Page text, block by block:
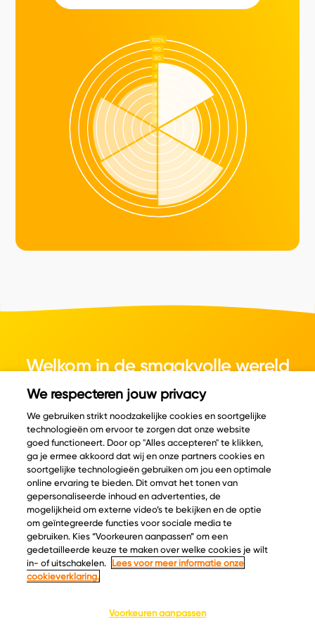
Welkom in de smaakvolle wereld
van kaas.
© Copyright 2026 Velder
Inspiratie
Kaascatalogus
Recepten
Kaasplankjes
Blog
Informatie
Over ons
Ontdek
Keurmerken
We respecteren jouw privacy
We gebruiken strikt noodzakelijke cookies en soortgelijke
technologieën om ervoor te zorgen dat onze website
goed functioneert. Door op "Alles accepteren" te klikken,
ga je ermee akkoord dat wij en onze partners cookies en
soortgelijke technologieën gebruiken om jou een optimale
online ervaring te bieden. Dit omvat het tonen van
gepersonaliseerde inhoud en advertenties, de
mogelijkheid om externe video’s te bekijken en de optie
om geïntegreerde functies voor sociale media te
gebruiken. Kies “Voorkeuren aanpassen” om een
gedetailleerde keuze te maken over welke cookies je wilt
in- of uitschakelen.
Lees voor meer informatie onze
cookieverklaring.
Voorkeuren aanpassen